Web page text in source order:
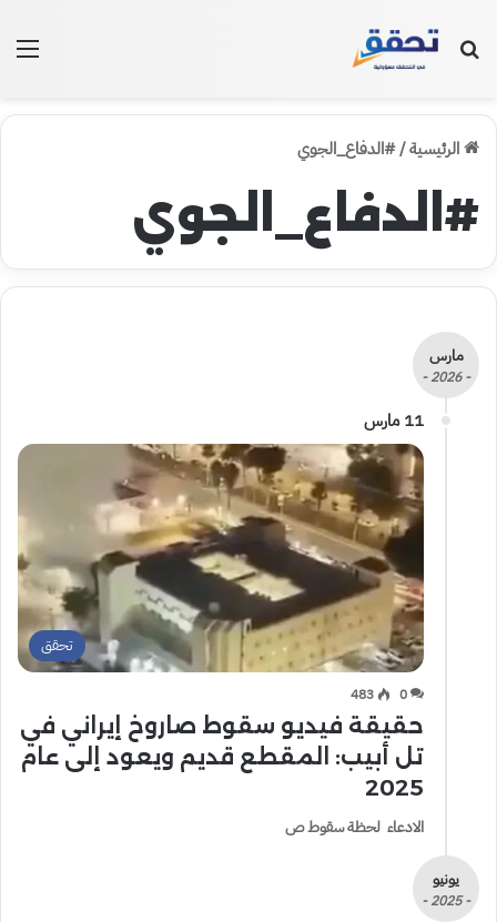
بحث عن
الرئيسية/#الدفاع_الجوي
#الدفاع_الجوي
مارس
- 2026 -
11 مارس
تحقق
0
483
حقيقة فيديو سقوط صاروخ إيراني في
تل أبيب: المقطع قديم ويعود إلى عام
2025
الادعاء لحظة سقوط ص
يونيو
- 2025 -